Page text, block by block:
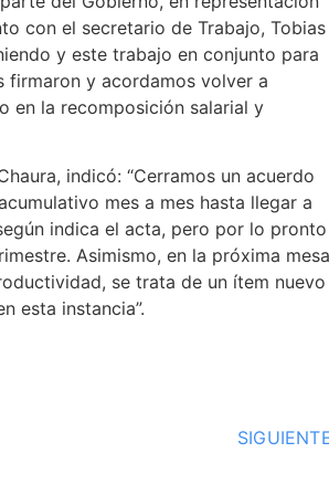
con el secretario de Trabajo, Tobias
y este trabajo en conjunto para
firmaron y acordamos volver a
en la recomposición salarial y
indicó: “Cerramos un acuerdo
mes a mes hasta llegar a
indica el acta, pero por lo pronto
Asimismo, en la próxima mesa
se trata de un ítem nuevo
esta instancia”.